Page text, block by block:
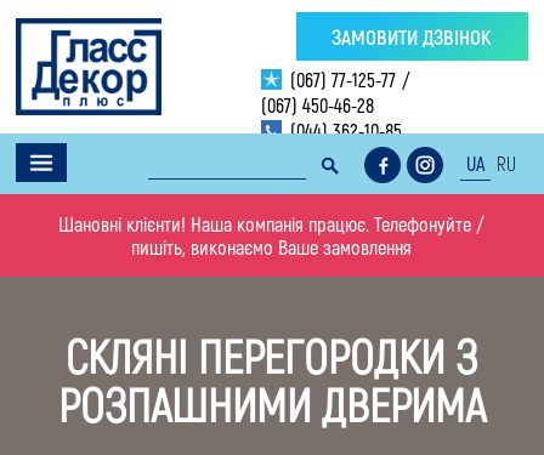
(067) 77-125-77 /
(067) 450-46-28
(044) 362-10-85
ЗАМОВИТИ ДЗВІНОК
UA RU
Шановні клієнти! Наша компанія працює. Телефонуйте /
пишіть, виконаємо Ваше замовлення
СКЛЯНІ ПЕРЕГОРОДКИ З
РОЗПАШНИМИ ДВЕРИМА